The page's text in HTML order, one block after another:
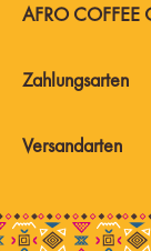
AFRO COFFEE
Zahlungsarten
Versandarten